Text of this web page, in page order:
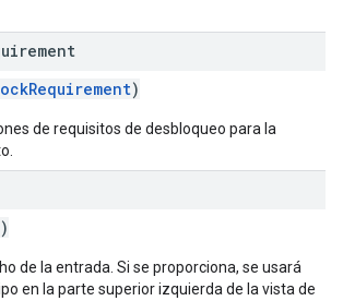
)
de requisitos de desbloqueo para la
)
de la entrada. Si se proporciona, se usará
en la parte superior izquierda de la vista de